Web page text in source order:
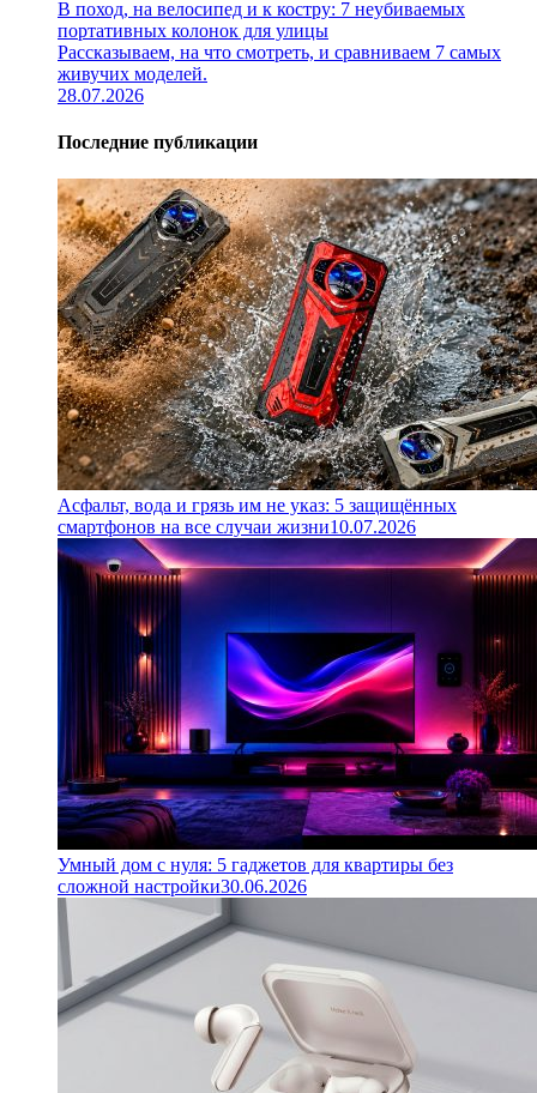
В поход, на велосипед и к костру: 7 неубиваемых
портативных колонок для улицы
Рассказываем, на что смотреть, и сравниваем 7 самых
живучих моделей.
28.07.2026
Последние публикации
Асфальт, вода и грязь им не указ: 5 защищённых
смартфонов на все случаи жизни10.07.2026
Умный дом с нуля: 5 гаджетов для квартиры без
сложной настройки30.06.2026